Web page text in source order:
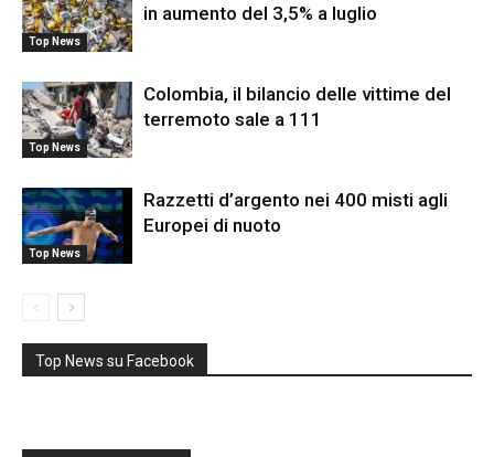
Top News
in aumento del 3,5% a luglio
Top News
Colombia, il bilancio delle vittime del
terremoto sale a 111
Top News
Razzetti d’argento nei 400 misti agli
Europei di nuoto
Top News su Facebook